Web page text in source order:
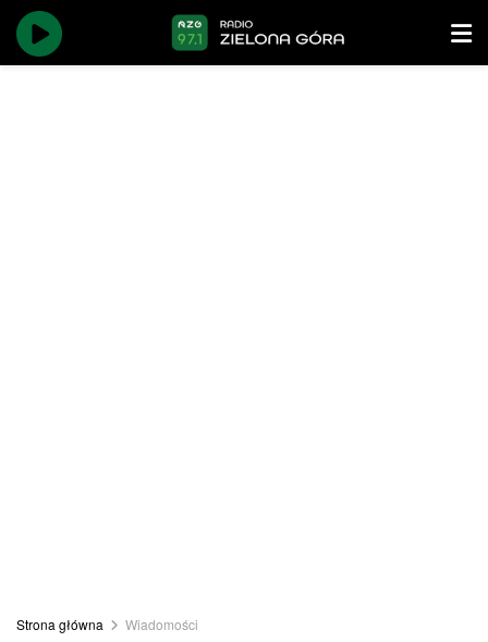
Strona główna Wiadomości